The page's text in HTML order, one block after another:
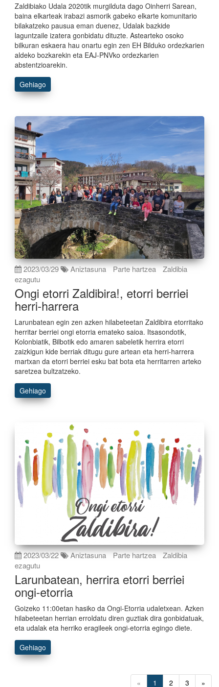
Zaldibiako Udala 2020tik murgilduta dago Oinherri Sarean,
baina elkarteak irabazi asmorik gabeko elkarte komunitario
bilakatzeko pausua eman duenez, Udalak bazkide
laguntzaile izatera gonbidatu dituzte. Astearteko osoko
bilkuran eskaera hau onartu egin zen EH Bilduko ordezkarien
aldeko bozkarekin eta EAJ-PNVko ordezkarien
abstentzioarekin.
Gehiago
2023/03/29 Aniztasuna Parte hartzea
Zaldibia
ezagutu
Ongi etorri Zaldibira!, etorri berriei
herri-harrera
Larunbatean egin zen azken hilabeteetan Zaldibira etorritako
herritar berriei ongi etorria emateko saioa. Itsasondotik,
Kolonbiatik, Bilbotik edo amaren sabeletik herrira etorri
zaizkigun kide berriak ditugu gure artean eta herri-harrera
martxan da etorri berriei esku bat bota eta herritarren arteko
saretzea bultzatzeko.
Gehiago
2023/03/22 Aniztasuna Parte hartzea
Zaldibia
ezagutu
Larunbatean, herrira etorri berriei
ongi-etorria
Goizeko 11:00etan hasiko da Ongi-Etorria udaletxean. Azken
hilabeteetan herrian erroldatu diren guztiak dira gonbidatuak,
eta udalak eta herriko eragileek ongi-etorria egingo diete.
Gehiago
« 1 2 3 »